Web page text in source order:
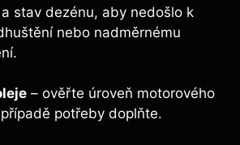
stav dezénu, aby nedošlo k
nebo nadměrnému
– ověřte úroveň motorového
potřeby doplňte.